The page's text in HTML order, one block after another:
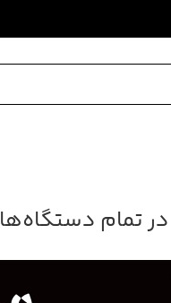
تمام دستگاه‌ها